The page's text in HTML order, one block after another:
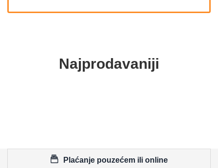
Najprodavaniji
Plaćanje pouzećem ili online